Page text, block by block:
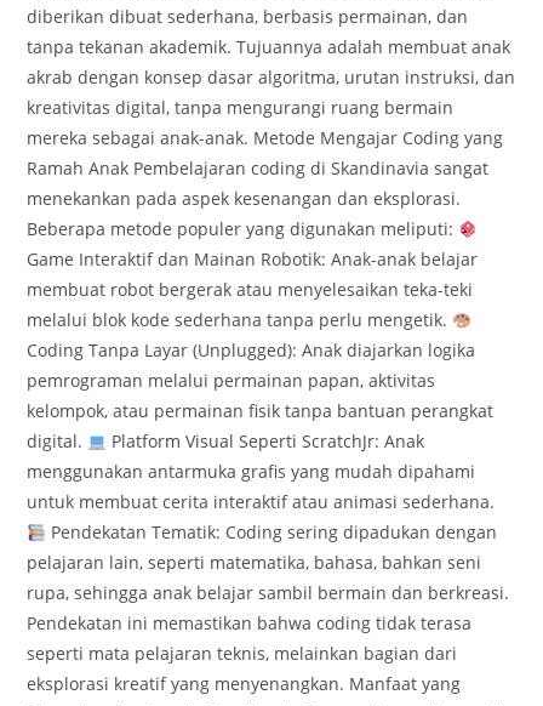
diberikan dibuat sederhana, berbasis permainan, dan
tanpa tekanan akademik. Tujuannya adalah membuat anak
akrab dengan konsep dasar algoritma, urutan instruksi, dan
kreativitas digital, tanpa mengurangi ruang bermain
mereka sebagai anak-anak. Metode Mengajar Coding yang
Ramah Anak Pembelajaran coding di Skandinavia sangat
menekankan pada aspek kesenangan dan eksplorasi.
Beberapa metode populer yang digunakan meliputi:
Game Interaktif dan Mainan Robotik: Anak-anak belajar
membuat robot bergerak atau menyelesaikan teka-teki
melalui blok kode sederhana tanpa perlu mengetik.
Coding Tanpa Layar (Unplugged): Anak diajarkan logika
pemrograman melalui permainan papan, aktivitas
kelompok, atau permainan fisik tanpa bantuan perangkat
digital.
Platform Visual Seperti ScratchJr: Anak
menggunakan antarmuka grafis yang mudah dipahami
untuk membuat cerita interaktif atau animasi sederhana.
Pendekatan Tematik: Coding sering dipadukan dengan
pelajaran lain, seperti matematika, bahasa, bahkan seni
rupa, sehingga anak belajar sambil bermain dan berkreasi.
Pendekatan ini memastikan bahwa coding tidak terasa
seperti mata pelajaran teknis, melainkan bagian dari
eksplorasi kreatif yang menyenangkan. Manfaat yang